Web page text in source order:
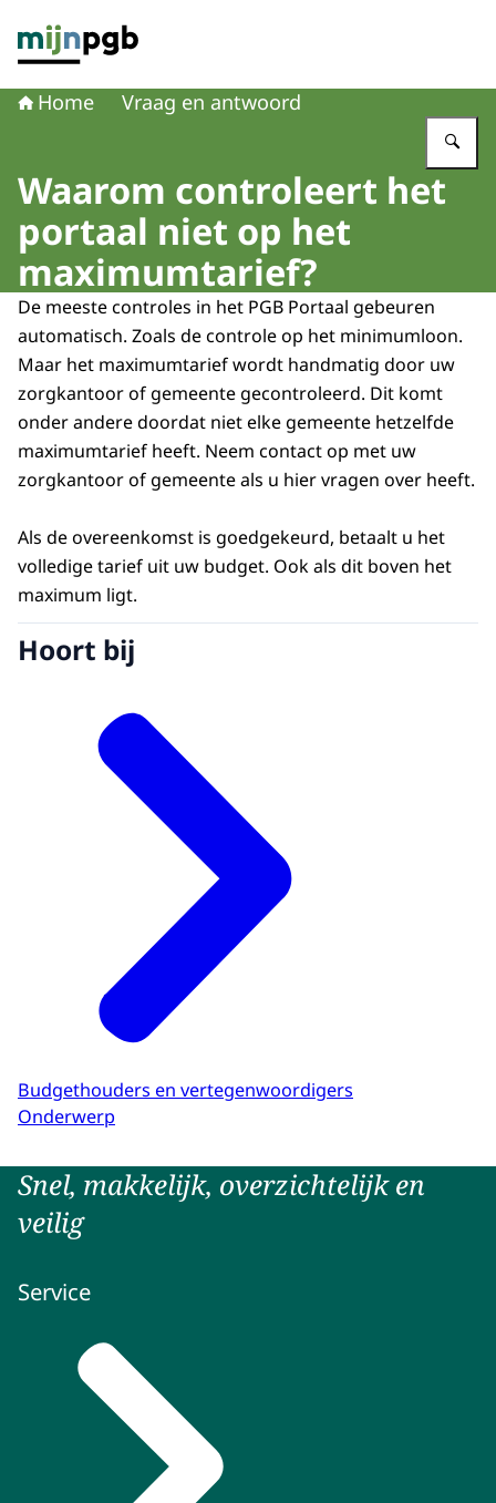
Home Vraag en antwoord
Waarom controleert het
portaal niet op het
maximumtarief?
De meeste controles in het PGB Portaal gebeuren
automatisch. Zoals de controle op het minimumloon.
Maar het maximumtarief wordt handmatig door uw
zorgkantoor of gemeente gecontroleerd. Dit komt
onder andere doordat niet elke gemeente hetzelfde
maximumtarief heeft. Neem contact op met uw
zorgkantoor of gemeente als u hier vragen over heeft.
Als de overeenkomst is goedgekeurd, betaalt u het
volledige tarief uit uw budget. Ook als dit boven het
maximum ligt.
Hoort bij
Budgethouders en vertegenwoordigers
Onderwerp
Snel, makkelijk, overzichtelijk en
veilig
Service